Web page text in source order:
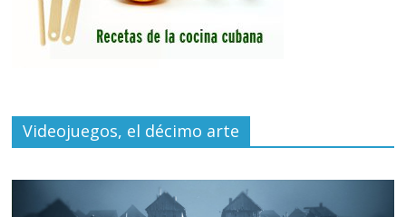
Videojuegos, el décimo arte